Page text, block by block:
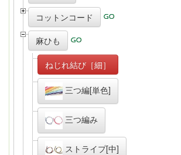
コットンコード
麻ひも
ねじれ結び［細］
三つ編[単色]
三つ編み
ストライプ[中]